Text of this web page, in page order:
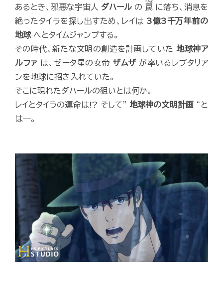
あるとき、邪悪な宇宙人 ダハール の 罠
わな
絶ったタイラを探し出すため、レイは 3億3千万年前の
地球 へとタイムジャンプする。
その時代、新たな文明の創造を計画していた 地球神ア
ルファ は、ゼータ星の女帝 ザムザ が率いるレプタリア
ンを地球に招き入れていた。
そこに現れたダハールの狙いとは何か。
レイとタイラの運命は!? そして” 地球神の文明計画 “と
は─。